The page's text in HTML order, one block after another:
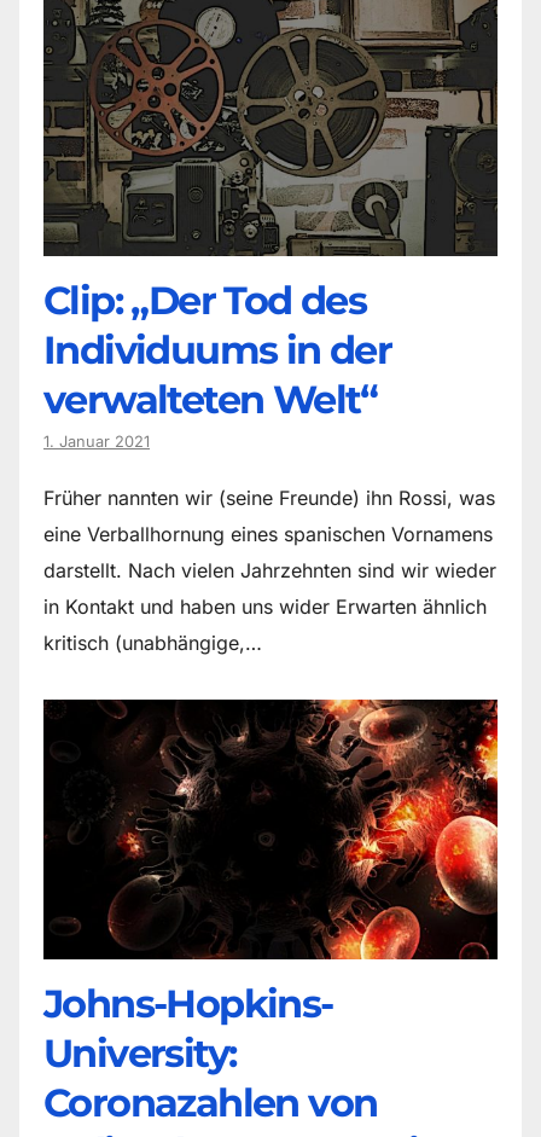
Clip: „Der Tod des
Individuums in der
verwalteten Welt“
1. Januar 2021
Früher nannten wir (seine Freunde) ihn Rossi, was
eine Verballhornung eines spanischen Vornamens
darstellt. Nach vielen Jahrzehnten sind wir wieder
in Kontakt und haben uns wider Erwarten ähnlich
kritisch (unabhängige,…
Johns-Hopkins-
University:
Coronazahlen von